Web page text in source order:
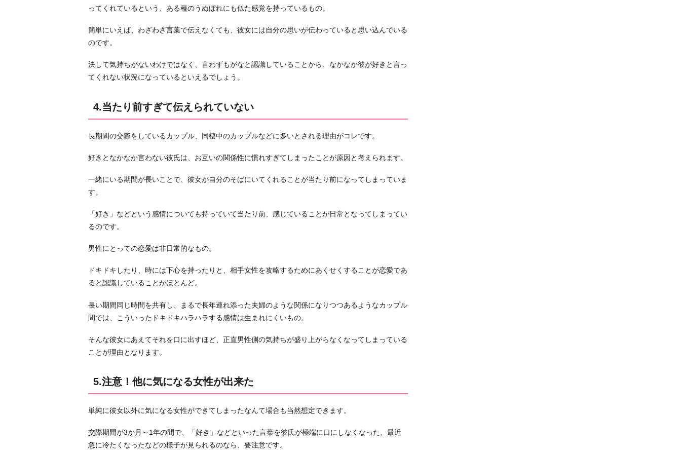
6.
女
に
し
て
信
感
を
い
い
お
わ
に
ってくれているという、ある種のうぬぼれにも似た感覚を持っているもの。
簡単にいえば、わざわざ言葉で伝えなくても、彼女には自分の思いが伝わっていると思い込んでいる
のです。
決して気持ちがないわけではなく、言わずもがなと認識していることから、なかなか彼が好きと言っ
てくれない状況になっているといえるでしょう。
4.当たり前すぎて伝えられていない
長期間の交際をしているカップル、同棲中のカップルなどに多いとされる理由がコレです。
好きとなかなか言わない彼氏は、お互いの関係性に慣れすぎてしまったことが原因と考えられます。
一緒にいる期間が長いことで、彼女が自分のそばにいてくれることが当たり前になってしまっていま
す。
「好き」などという感情についても持っていて当たり前、感じていることが日常となってしまってい
るのです。
男性にとっての恋愛は非日常的なもの。
ドキドキしたり、時には下心を持ったりと、相手女性を攻略するためにあくせくすることが恋愛であ
ると認識していることがほとんど。
長い期間同じ時間を共有し、まるで長年連れ添った夫婦のような関係になりつつあるようなカップル
間では、こういったドキドキハラハラする感情は生まれにくいもの。
そんな彼女にあえてそれを口に出すほど、正直男性側の気持ちが盛り上がらなくなってしまっている
ことが理由となります。
5.注意！他に気になる女性が出来た
単純に彼女以外に気になる女性ができてしまったなんて場合も当然想定できます。
交際期間が3か月～1年の間で、「好き」などといった言葉を彼氏が極端に口にしなくなった、最近
急に冷たくなったなどの様子が見られるのなら、要注意です。